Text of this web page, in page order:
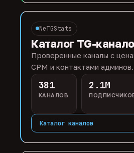
NeTGStats
Каталог TG-
Проверенные каналы с
CPM и контактами админов.
381
КАНАЛОВ
2.1M
Каталог каналов